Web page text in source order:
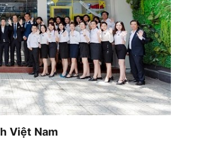
Việt Nam